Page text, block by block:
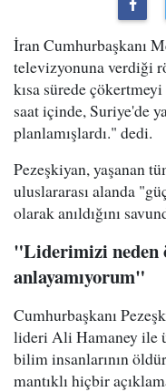
İran Cumhurbaşkanı
televizyonuna verdiği
kısa sürede
saat içinde, Suriye'de
planlamışlardı." dedi.
Pezeşkiyan, yaşanan
uluslararası alanda
olarak anıldığını
"Liderimizi
anlayamıyorum"
Cumhurbaşkanı
lideri Ali Hamaney ile
bilim insanlarının
mantıklı hiçbir